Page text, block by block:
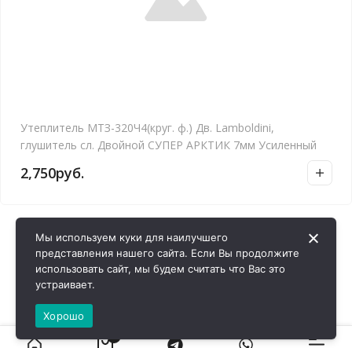
Утеплитель МТЗ-320Ч4(круг. ф.) Дв. Lamboldini,
глушитель сл. Двойной СУПЕР АРКТИК 7мм Усиленный
2,750руб.
Мы используем куки для наилучшего
представления нашего сайта. Если Вы продолжите
использовать сайт, мы будем считать что Вас это
устраивает.
Хорошо